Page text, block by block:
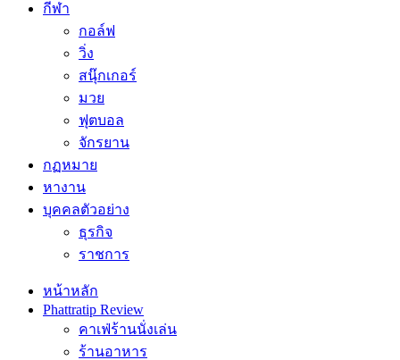
กีฬา
กอล์ฟ
วิ่ง
สนุ๊กเกอร์
มวย
ฟุตบอล
จักรยาน
กฏหมาย
หางาน
บุคคลตัวอย่าง
ธุรกิจ
ราชการ
หน้าหลัก
Phattratip Review
คาเฟ่ร้านนั่งเล่น
ร้านอาหาร